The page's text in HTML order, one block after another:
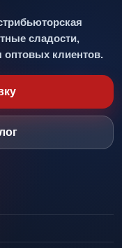
сладости,
оптовых клиентов.